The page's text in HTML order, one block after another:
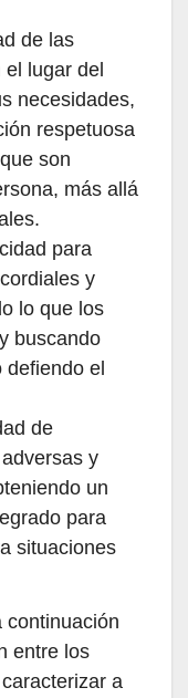
de las
el lugar del
necesidades,
respetuosa
son
más allá
para
y
lo que los
buscando
defiendo el
de
y
un
para
situaciones
continuación
entre los
a